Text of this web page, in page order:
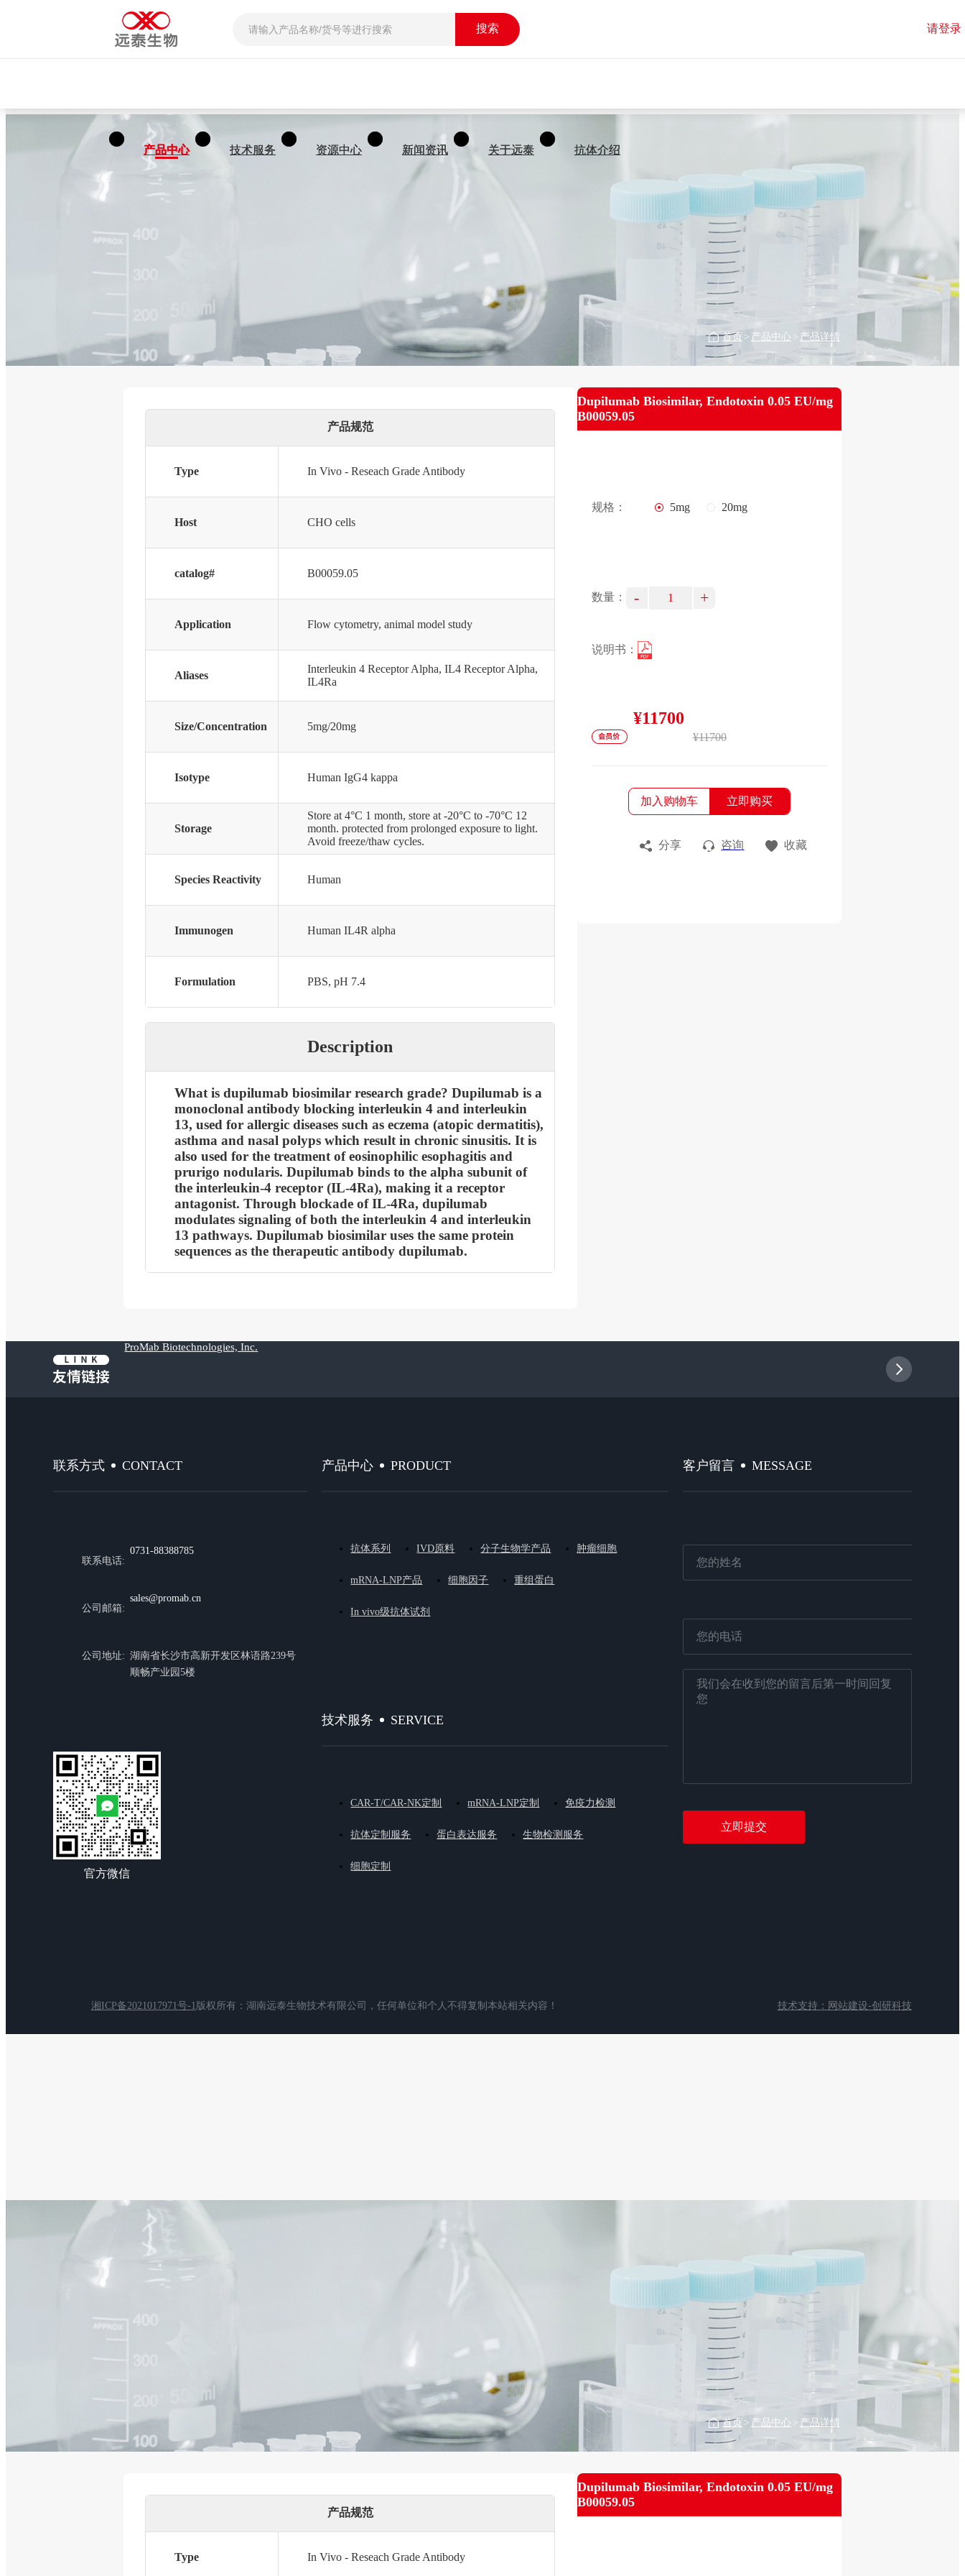
搜索 请登录
产品中心 技术服务 资源中心 新闻资讯 关于远泰 抗体介绍
首页 > 产品中心 > 产品详情
产品规范
Type In Vivo - Reseach Grade Antibody
Host CHO cells
catalog# B00059.05
Application Flow cytometry, animal model study
Aliases
Interleukin 4 Receptor Alpha, IL4 Receptor Alpha,
IL4Ra
Size/Concentration 5mg/20mg
Isotype Human IgG4 kappa
Storage
Store at 4°C 1 month, store at -20°C to -70°C 12
month. protected from prolonged exposure to light.
Avoid freeze/thaw cycles.
Species Reactivity Human
Immunogen Human IL4R alpha
Formulation PBS, pH 7.4
Description
What is dupilumab biosimilar research grade? Dupilumab is a
monoclonal antibody blocking interleukin 4 and interleukin
13, used for allergic diseases such as eczema (atopic dermatitis),
asthma and nasal polyps which result in chronic sinusitis. It is
also used for the treatment of eosinophilic esophagitis and
prurigo nodularis. Dupilumab binds to the alpha subunit of
the interleukin-4 receptor (IL-4Ra), making it a receptor
antagonist. Through blockade of IL-4Ra, dupilumab
modulates signaling of both the interleukin 4 and interleukin
13 pathways. Dupilumab biosimilar uses the same protein
sequences as the therapeutic antibody dupilumab.
Dupilumab Biosimilar, Endotoxin 0.05 EU/mg
B00059.05
规格： 5mg 20mg
数量： - +
说明书：
¥11700
¥11700
加入购物车 立即购买
分享 咨询 收藏
ProMab Biotechnologies, Inc.
联系方式 CONTACT
联系电话:
0731-88388785
公司邮箱:
sales@promab.cn
公司地址: 湖南省长沙市高新开发区林语路239号
顺畅产业园5楼
官方微信
产品中心 PRODUCT
抗体系列 IVD原料 分子生物学产品 肿瘤细胞
mRNA-LNP产品 细胞因子 重组蛋白
In vivo级抗体试剂
技术服务 SERVICE
CAR-T/CAR-NK定制 mRNA-LNP定制 免疫力检测
抗体定制服务 蛋白表达服务 生物检测服务
细胞定制
客户留言 MESSAGE
湘ICP备2021017971号-1版权所有：湖南远泰生物技术有限公司，任何单位和个人不得复制本站相关内容！ 技术支持：网站建设-创研科技
搜索 请登录
产品中心 技术服务 资源中心 新闻资讯 关于远泰 抗体介绍
首页 > 产品中心 > 产品详情
产品规范
Type In Vivo - Reseach Grade Antibody
Dupilumab Biosimilar, Endotoxin 0.05 EU/mg
B00059.05